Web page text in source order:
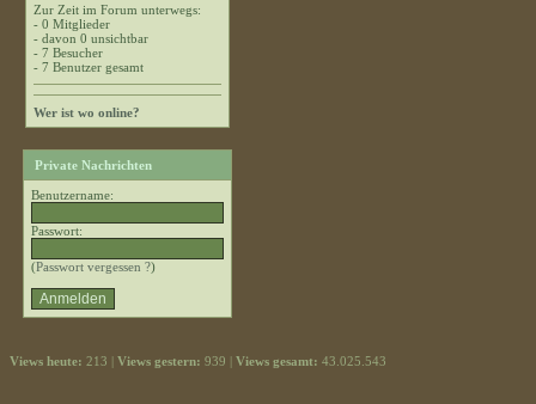
Zur Zeit im Forum unterwegs:
- 0 Mitglieder
- davon 0 unsichtbar
- 7 Besucher
- 7 Benutzer gesamt
Wer ist wo online?
Private Nachrichten
Benutzername:
Passwort:
(Passwort vergessen ?)
Views heute: 213 | Views gestern: 939 | Views gesamt: 43.025.543